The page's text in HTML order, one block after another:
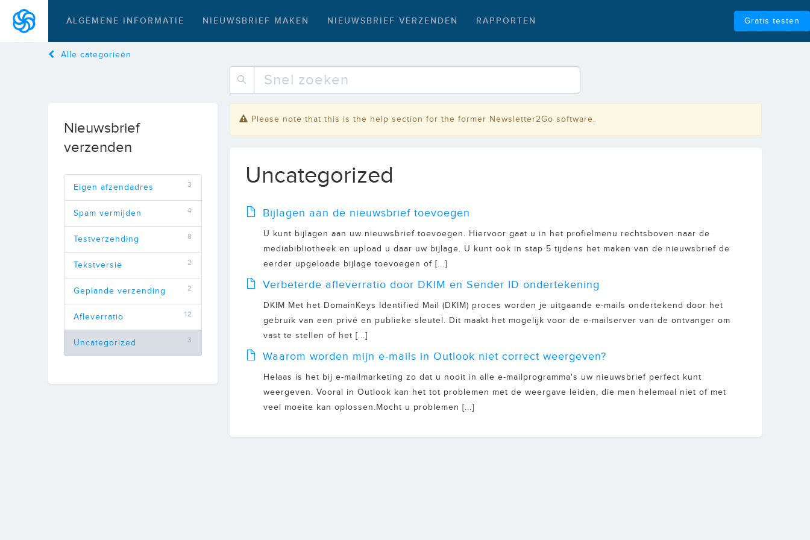
ALGEMENE INFORMATIE NIEUWSBRIEF MAKEN NIEUWSBRIEF VERZENDEN RAPPORTEN Gratis testen
Alle categorieën
Nieuwsbrief
verzenden
3
Eigen afzendadres
4
Spam vermijden
8
Testverzending
2
Tekstversie
2
Geplande verzending
12
Afleverratio
3
Uncategorized
Please note that this is the help section for the former Newsletter2Go software.
Uncategorized
Bijlagen aan de nieuwsbrief toevoegen
U kunt bijlagen aan uw nieuwsbrief toevoegen. Hiervoor gaat u in het profielmenu rechtsboven naar de
mediabibliotheek en upload u daar uw bijlage. U kunt ook in stap 5 tijdens het maken van de nieuwsbrief de
eerder upgeloade bijlage toevoegen of [...]
Verbeterde afleverratio door DKIM en Sender ID ondertekening
DKIM Met het DomainKeys Identified Mail (DKIM) proces worden je uitgaande e-mails ondertekend door het
gebruik van een privé en publieke sleutel. Dit maakt het mogelijk voor de e-mailserver van de ontvanger om
vast te stellen of het [...]
Waarom worden mijn e-mails in Outlook niet correct weergeven?
Helaas is het bij e-mailmarketing zo dat u nooit in alle e-mailprogramma's uw nieuwsbrief perfect kunt
weergeven. Vooral in Outlook kan het tot problemen met de weergave leiden, die men helemaal niet of met
veel moeite kan oplossen.Mocht u problemen [...]